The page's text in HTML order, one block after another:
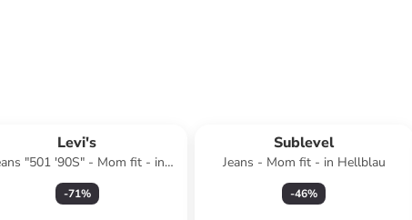
Levi's
"501 '90S" - Mom fit - in
Hellblau
-71%
Sublevel
Jeans - Mom fit - in Hellblau
-46%